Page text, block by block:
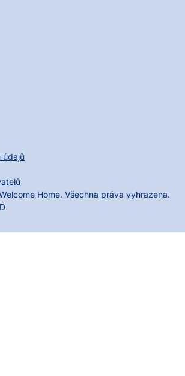
Home. Všechna práva vyhrazena.
údajů